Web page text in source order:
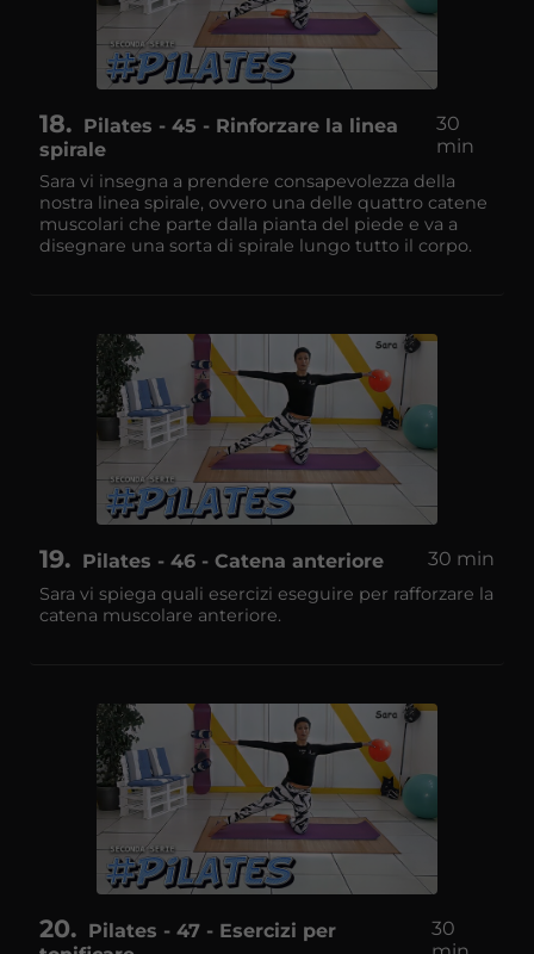
18
Pilates - 45 - Rinforzare la linea
spirale
30
min
Sara vi insegna a prendere consapevolezza della
nostra linea spirale, ovvero una delle quattro catene
muscolari che parte dalla pianta del piede e va a
disegnare una sorta di spirale lungo tutto il corpo.
19 Pilates - 46 - Catena anteriore 30 min
Sara vi spiega quali esercizi eseguire per rafforzare la
catena muscolare anteriore.
20
Pilates - 47 - Esercizi per
30